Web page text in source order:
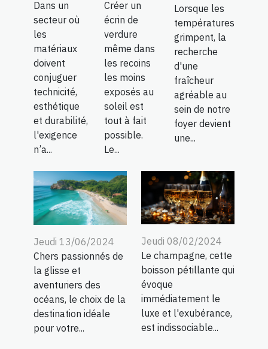
Dans un
secteur où
les
matériaux
doivent
conjuguer
technicité,
esthétique
et durabilité,
l'exigence
n’a...
Créer un
écrin de
verdure
même dans
les recoins
les moins
exposés au
soleil est
tout à fait
possible.
Le...
Lorsque les
températures
grimpent, la
recherche
d'une
fraîcheur
agréable au
sein de notre
foyer devient
une...
Jeudi 13/06/2024
Chers passionnés de
la glisse et
aventuriers des
océans, le choix de la
destination idéale
pour votre...
Jeudi 08/02/2024
Le champagne, cette
boisson pétillante qui
évoque
immédiatement le
luxe et l'exubérance,
est indissociable...